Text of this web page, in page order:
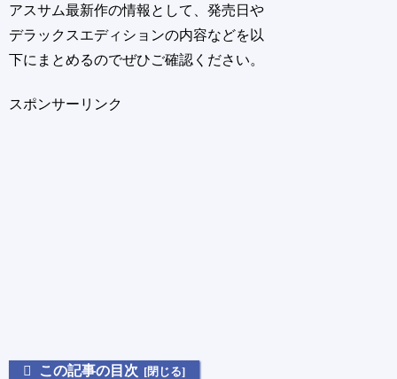
アスサム最新作の情報として、発売日や
デラックスエディションの内容などを以
下にまとめるのでぜひご確認ください。
スポンサーリンク
この記事の目次